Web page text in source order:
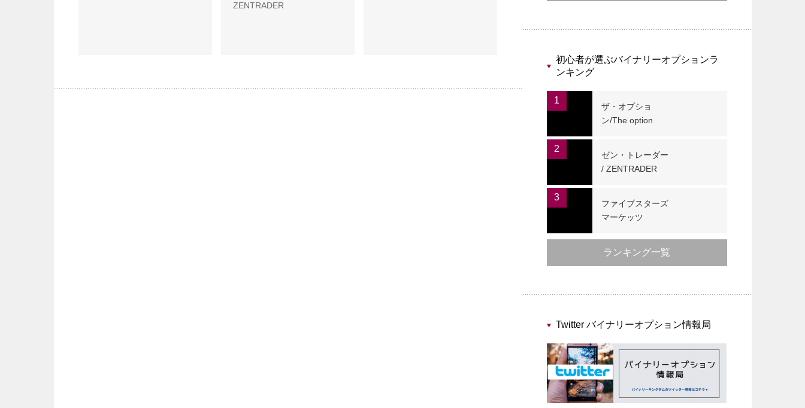
ZENTRADER
初心者が選ぶバイナリーオプションラ
ンキング
1
ザ・オプショ
ン/The option
2
ゼン・トレーダー
/ ZENTRADER
3
ファイブスターズ
マーケッツ
ランキング一覧
Twitter バイナリーオプション情報局